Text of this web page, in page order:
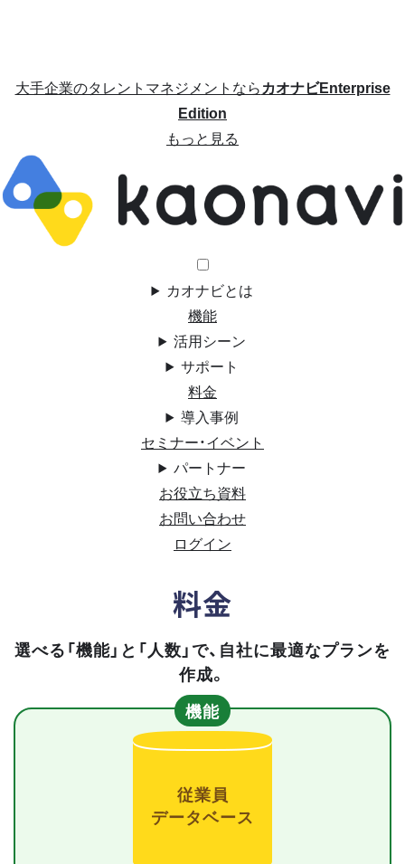
大手企業のタレントマネジメントならカオナビEnterprise
Edition
もっと見る
カオナビとは
機能
活用シーン
サポート
料金
導入事例
セミナー・イベント
パートナー
お役立ち資料
お問い合わせ
ログイン
料金
選べる「機能」と「人数」で、自社に最適なプランを
作成。
機能
従業員
データベース